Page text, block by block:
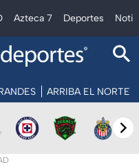
Azteca 7 Deportes
ARRIBA EL NORTE